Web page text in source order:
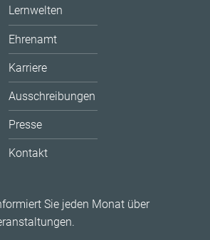
Lernwelten
Ehrenamt
Karriere
Ausschreibungen
Presse
Kontakt
Sie jeden Monat über